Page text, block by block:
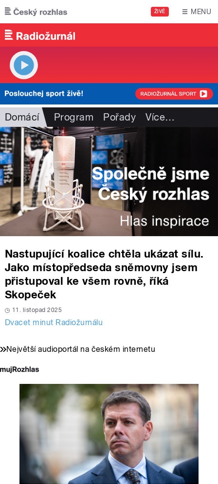
Přejít k hlavnímu obsahu
ŽIVĚ MENU
Domácí Program Pořady Více…
Nastupující koalice chtěla ukázat sílu.
Jako místopředseda sněmovny jsem
přistupoval ke všem rovně, říká
Skopeček
11. listopad 2025
Dvacet minut Radiožurnálu
Největší audioportál na českém internetu